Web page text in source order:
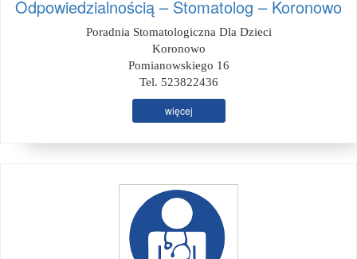
Odpowiedzialnością – Stomatolog – Koronowo
Poradnia Stomatologiczna Dla Dzieci
Koronowo
Pomianowskiego 16
Tel. 523822436
więcej